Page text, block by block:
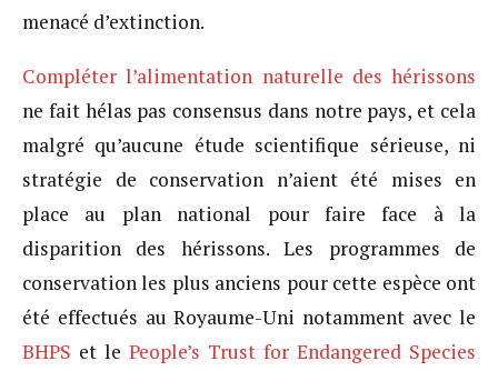
menacé d’extinction.
Compléter l’alimentation naturelle des hérissons
ne fait hélas pas consensus dans notre pays, et cela
malgré qu’aucune étude scientifique sérieuse, ni
stratégie de conservation n’aient été mises en
place au plan national pour faire face à la
disparition des hérissons. Les programmes de
conservation les plus anciens pour cette espèce ont
été effectués au Royaume-Uni notamment avec le
BHPS et le People’s Trust for Endangered Species